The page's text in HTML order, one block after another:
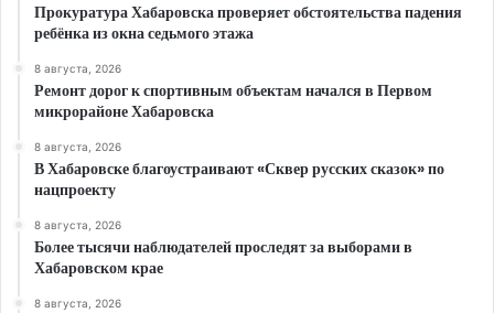
Прокуратура Хабаровска проверяет обстоятельства падения
ребёнка из окна седьмого этажа
8 августа, 2026
Ремонт дорог к спортивным объектам начался в Первом
микрорайоне Хабаровска
8 августа, 2026
В Хабаровске благоустраивают «Сквер русских сказок» по
нацпроекту
8 августа, 2026
Более тысячи наблюдателей проследят за выборами в
Хабаровском крае
8 августа, 2026